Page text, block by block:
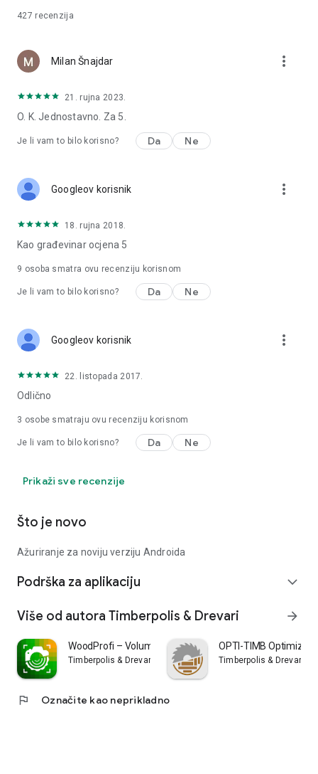
• Za slanje podataka iz mobilne aplikacije, potrebna je
internetska povezanost i da je aplikacija uključena.
otvaranja i spajanja na Internet.
427 recenzija
Milan Šnajdar more_vert
21. rujna 2023.
O. K. Jednostavno. Za 5.
Je li vam to bilo korisno? Da Ne
Googleov korisnik more_vert
18. rujna 2018.
Kao građevinar ocjena 5
9 osoba smatra ovu recenziju korisnom
Je li vam to bilo korisno? Da Ne
Googleov korisnik more_vert
22. listopada 2017.
Odlično
3 osobe smatraju ovu recenziju korisnom
Je li vam to bilo korisno? Da Ne
Prikaži sve recenzije
Što je novo
Ažuriranje za noviju verziju Androida
Podrška za aplikaciju expand_more
Više od autora Timberpolis & Drevari arrow_forward
WoodProfi – Volumen drva uz AI
Timberpolis & Drevari
OPTI-TIMB
Timberpolis & Drevari
flag Označite kao neprikladno